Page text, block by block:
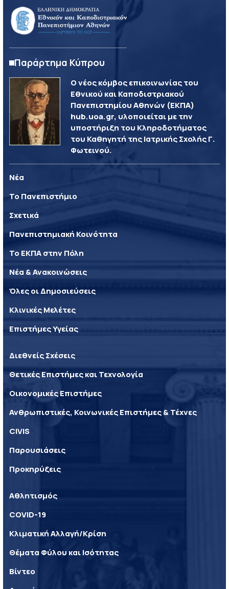
Παράρτημα Κύπρου
Ο νέος κόμβος επικοινωνίας του
Εθνικού και Καποδιστριακού
Πανεπιστημίου Αθηνών (ΕΚΠΑ)
hub.uoa.gr, υλοποιείται με την
υποστήριξη του Κληροδοτήματος
του Καθηγητή της Ιατρικής Σχολής Γ.
Φωτεινού.
Νέα
Το Πανεπιστήμιο
Σχετικά
Πανεπιστημιακή Κοινότητα
Το ΕΚΠΑ στην Πόλη
Νέα & Ανακοινώσεις
Όλες οι Δημοσιεύσεις
Κλινικές Μελέτες
Επιστήμες Υγείας
Διεθνείς Σχέσεις
Θετικές Επιστήμες και Τεχνολογία
Οικονομικές Επιστήμες
Ανθρωπιστικές, Κοινωνικές Επιστήμες & Τέχνες
CIVIS
Παρουσιάσεις
Προκηρύξεις
Αθλητισμός
COVID-19
Κλιματική Αλλαγή/Κρίση
Θέματα Φύλου και Ισότητας
Βίντεο